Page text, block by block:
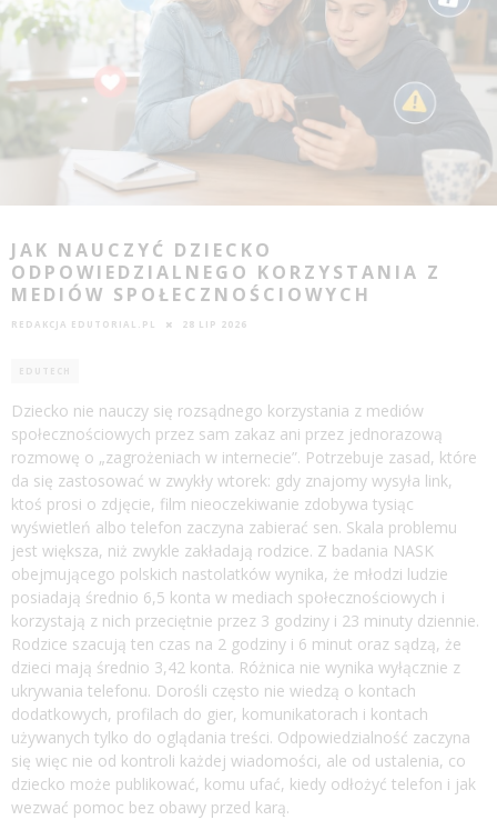
JAK NAUCZYĆ DZIECKO
ODPOWIEDZIALNEGO KORZYSTANIA Z
MEDIÓW SPOŁECZNOŚCIOWYCH
REDAKCJA EDUTORIAL.PL 28 LIP 2026
EDUTECH
Dziecko nie nauczy się rozsądnego korzystania z mediów
społecznościowych przez sam zakaz ani przez jednorazową
rozmowę o „zagrożeniach w internecie”. Potrzebuje zasad, które
da się zastosować w zwykły wtorek: gdy znajomy wysyła link,
ktoś prosi o zdjęcie, film nieoczekiwanie zdobywa tysiąc
wyświetleń albo telefon zaczyna zabierać sen. Skala problemu
jest większa, niż zwykle zakładają rodzice. Z badania NASK
obejmującego polskich nastolatków wynika, że młodzi ludzie
posiadają średnio 6,5 konta w mediach społecznościowych i
korzystają z nich przeciętnie przez 3 godziny i 23 minuty dziennie.
Rodzice szacują ten czas na 2 godziny i 6 minut oraz sądzą, że
dzieci mają średnio 3,42 konta. Różnica nie wynika wyłącznie z
ukrywania telefonu. Dorośli często nie wiedzą o kontach
dodatkowych, profilach do gier, komunikatorach i kontach
używanych tylko do oglądania treści. Odpowiedzialność zaczyna
się więc nie od kontroli każdej wiadomości, ale od ustalenia, co
dziecko może publikować, komu ufać, kiedy odłożyć telefon i jak
wezwać pomoc bez obawy przed karą.